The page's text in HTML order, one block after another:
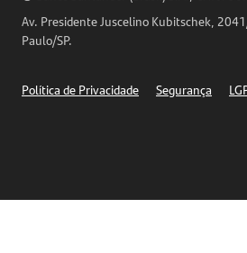
Telefones
Av. Presidente Juscelino Kubitschek,
Paulo/SP.
Política de Privacidade Segurança